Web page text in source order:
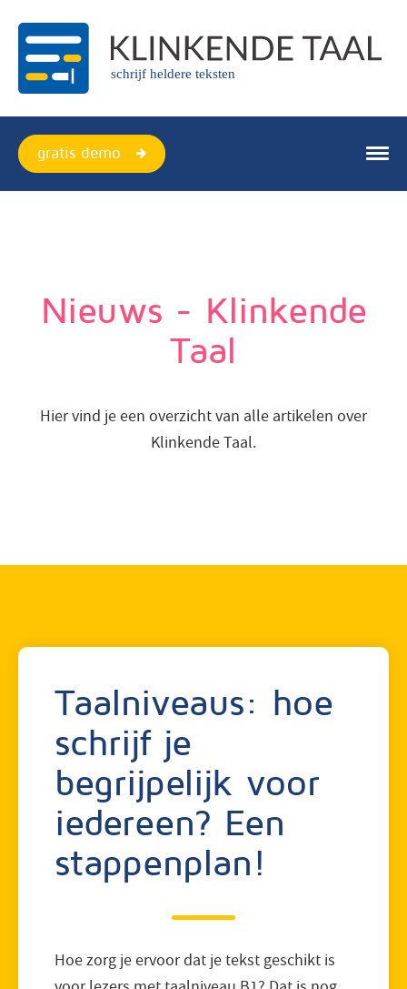
schrijf heldere teksten
vacatures
gratis demo
Nieuws - Klinkende
Taal
Hier vind je een overzicht van alle artikelen over
Klinkende Taal.
Taalniveaus: hoe
schrijf je
begrijpelijk voor
iedereen? Een
stappenplan!
Hoe zorg je ervoor dat je tekst geschikt is